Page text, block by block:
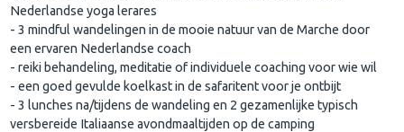
Nederlandse yoga lerares
- 3 mindful wandelingen in de mooie natuur van de Marche door
een ervaren Nederlandse coach
- reiki behandeling, meditatie of individuele coaching voor wie wil
- een goed gevulde koelkast in de safaritent voor je ontbijt
- 3 lunches na/tijdens de wandeling en 2 gezamenlijke typisch
versbereide Italiaanse avondmaaltijden op de camping